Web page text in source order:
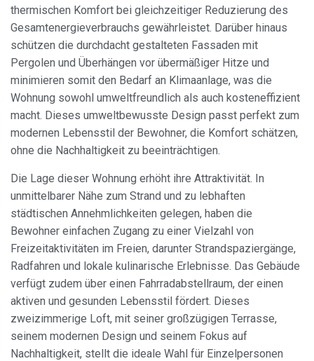
thermischen Komfort bei gleichzeitiger Reduzierung des
Gesamtenergieverbrauchs gewährleistet. Darüber hinaus
schützen die durchdacht gestalteten Fassaden mit
Pergolen und Überhängen vor übermäßiger Hitze und
minimieren somit den Bedarf an Klimaanlage, was die
Wohnung sowohl umweltfreundlich als auch kosteneffizient
macht. Dieses umweltbewusste Design passt perfekt zum
modernen Lebensstil der Bewohner, die Komfort schätzen,
ohne die Nachhaltigkeit zu beeinträchtigen.
Die Lage dieser Wohnung erhöht ihre Attraktivität. In
unmittelbarer Nähe zum Strand und zu lebhaften
städtischen Annehmlichkeiten gelegen, haben die
Bewohner einfachen Zugang zu einer Vielzahl von
Freizeitaktivitäten im Freien, darunter Strandspaziergänge,
Radfahren und lokale kulinarische Erlebnisse. Das Gebäude
verfügt zudem über einen Fahrradabstellraum, der einen
aktiven und gesunden Lebensstil fördert. Dieses
zweizimmerige Loft, mit seiner großzügigen Terrasse,
seinem modernen Design und seinem Fokus auf
Nachhaltigkeit, stellt die ideale Wahl für Einzelpersonen
Marketing und Publizität
Diese Cookies werden verwendet, um Informationen über
die Präferenzen und persönlichen Entscheidungen des
Benutzers durch die kontinuierliche Beobachtung seiner
Surfgewohnheiten zu speichern. Dank ihnen können wir
die Surfgewohnheiten auf der Website kennen und
Werbung in Bezug auf das Surfprofil des Benutzers
anzeigen.